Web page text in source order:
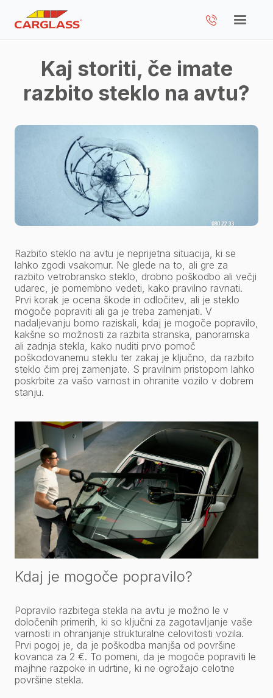
Kaj storiti, če imate
razbito steklo na avtu?
Razbito steklo na avtu je neprijetna situacija, ki se
lahko zgodi vsakomur. Ne glede na to, ali gre za
razbito vetrobransko steklo, drobno poškodbo ali večji
udarec, je pomembno vedeti, kako pravilno ravnati.
Prvi korak je ocena škode in odločitev, ali je steklo
mogoče popraviti ali ga je treba zamenjati. V
nadaljevanju bomo raziskali, kdaj je mogoče popravilo,
kakšne so možnosti za razbita stranska, panoramska
ali zadnja stekla, kako nuditi prvo pomoč
poškodovanemu steklu ter zakaj je ključno, da razbito
steklo čim prej zamenjate. S pravilnim pristopom lahko
poskrbite za vašo varnost in ohranite vozilo v dobrem
stanju.
Kdaj je mogoče popravilo?
Popravilo razbitega stekla na avtu je možno le v
določenih primerih, ki so ključni za zagotavljanje vaše
varnosti in ohranjanje strukturalne celovitosti vozila.
Prvi pogoj je, da je poškodba manjša od površine
kovanca za 2 €. To pomeni, da je mogoče popraviti le
majhne razpoke in udrtine, ki ne ogrožajo celotne
površine stekla.